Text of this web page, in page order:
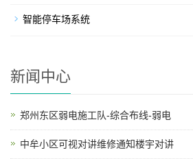
智能停车场系统
新闻中心
郑州东区弱电施工队-综合布线-弱电
中牟小区可视对讲维修通知楼宇对讲